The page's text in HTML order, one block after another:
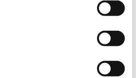
Add To Basket